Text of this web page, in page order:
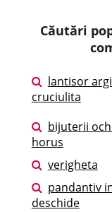
Căutări
lantisor
cruciulita
bijuterii
horus
verigheta
pandantiv
deschide